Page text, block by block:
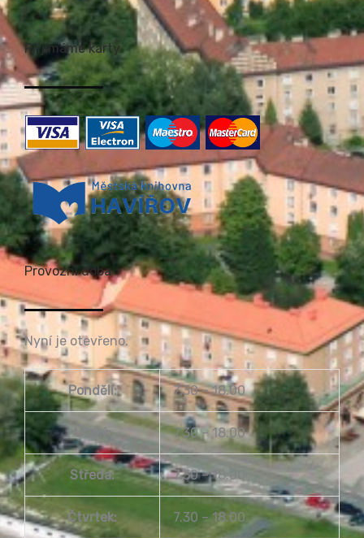
Přijímáme karty
Provozní doba
Nyní je otevřeno.
Pondělí: 7.30 – 18.00
Úterý: 7.30 – 18.00
Středa: 7.30 – 18.00
Čtvrtek: 7.30 – 18.00